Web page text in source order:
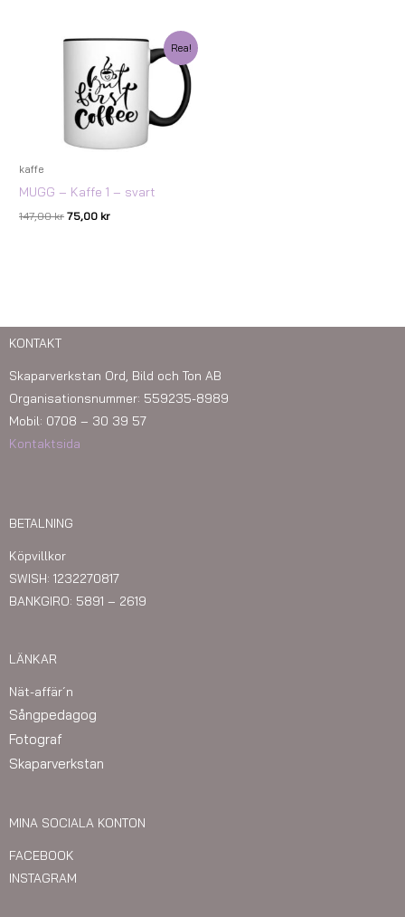
Rea!
kaffe
MUGG – Kaffe 1 – svart
147,00kr
Det
ursprungliga
priset
var:
147,00 kr.
75,00 kr
Det
nuvarande
priset
är:
75,00 kr.
KONTAKT
Skaparverkstan Ord, Bild och Ton AB
Organisationsnummer: 559235-8989
Mobil: 0708 – 30 39 57
Kontaktsida
BETALNING
Köpvillkor
SWISH: 1232270817
BANKGIRO: 5891 – 2619
LÄNKAR
Nät-affär´n
Sångpedagog
Fotograf
Skaparverkstan
MINA SOCIALA KONTON
FACEBOOK
INSTAGRAM